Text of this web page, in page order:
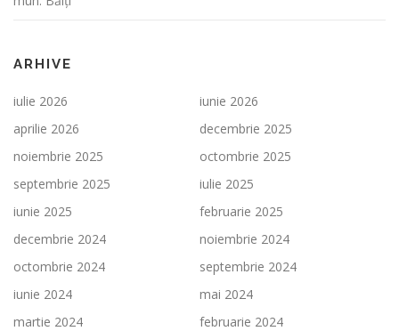
ARHIVE
iulie 2026
iunie 2026
aprilie 2026
decembrie 2025
noiembrie 2025
octombrie 2025
septembrie 2025
iulie 2025
iunie 2025
februarie 2025
decembrie 2024
noiembrie 2024
octombrie 2024
septembrie 2024
iunie 2024
mai 2024
martie 2024
februarie 2024